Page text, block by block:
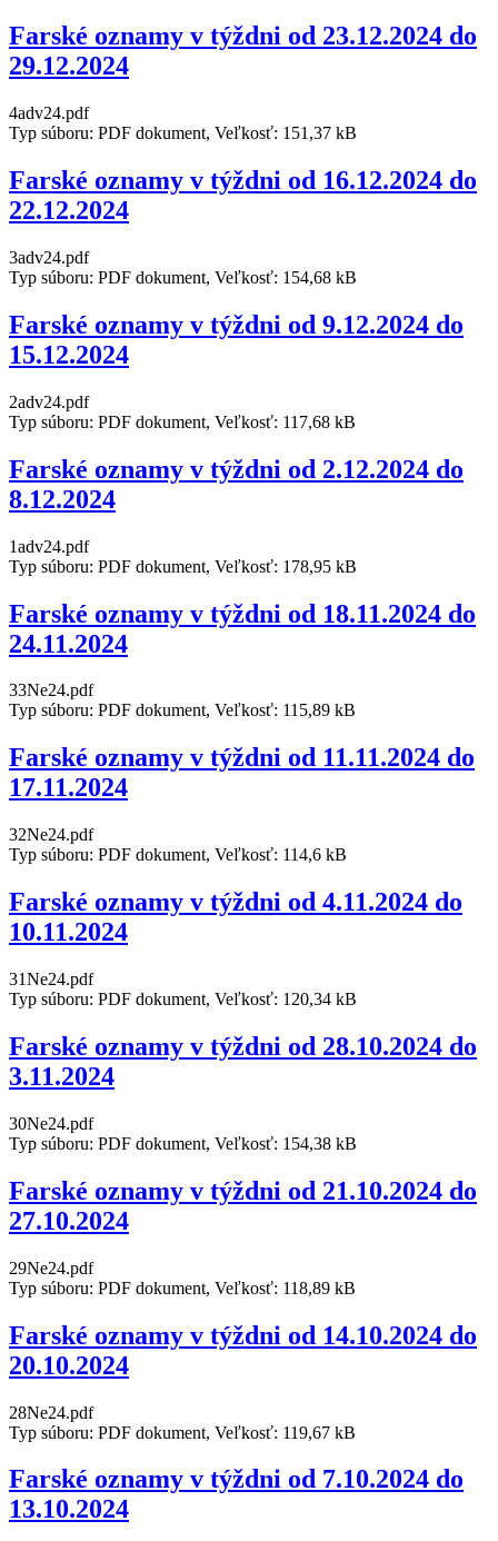
Farské oznamy v týždni od 23.12.2024 do
29.12.2024
4adv24.pdf
Typ súboru: PDF dokument, Veľkosť: 151,37 kB
Farské oznamy v týždni od 16.12.2024 do
22.12.2024
3adv24.pdf
Typ súboru: PDF dokument, Veľkosť: 154,68 kB
Farské oznamy v týždni od 9.12.2024 do
15.12.2024
2adv24.pdf
Typ súboru: PDF dokument, Veľkosť: 117,68 kB
Farské oznamy v týždni od 2.12.2024 do
8.12.2024
1adv24.pdf
Typ súboru: PDF dokument, Veľkosť: 178,95 kB
Farské oznamy v týždni od 18.11.2024 do
24.11.2024
33Ne24.pdf
Typ súboru: PDF dokument, Veľkosť: 115,89 kB
Farské oznamy v týždni od 11.11.2024 do
17.11.2024
32Ne24.pdf
Typ súboru: PDF dokument, Veľkosť: 114,6 kB
Farské oznamy v týždni od 4.11.2024 do
10.11.2024
31Ne24.pdf
Typ súboru: PDF dokument, Veľkosť: 120,34 kB
Farské oznamy v týždni od 28.10.2024 do
3.11.2024
30Ne24.pdf
Typ súboru: PDF dokument, Veľkosť: 154,38 kB
Farské oznamy v týždni od 21.10.2024 do
27.10.2024
29Ne24.pdf
Typ súboru: PDF dokument, Veľkosť: 118,89 kB
Farské oznamy v týždni od 14.10.2024 do
20.10.2024
28Ne24.pdf
Typ súboru: PDF dokument, Veľkosť: 119,67 kB
Farské oznamy v týždni od 7.10.2024 do
13.10.2024